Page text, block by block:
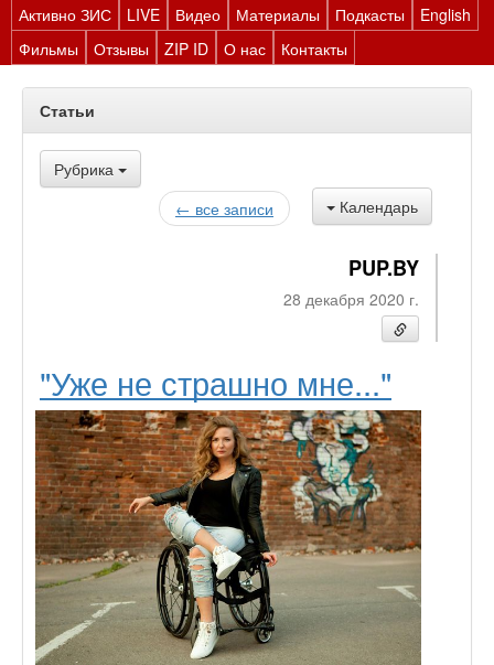
Активно ЗИС
LIVE Видео Материалы Подкасты
English
Фильмы
Отзывы ZIP ID О нас Контакты
Статьи
Рубрика
Календарь
← все записи
PUP.BY
28 декабря 2020 г.
"Уже не страшно мне..."